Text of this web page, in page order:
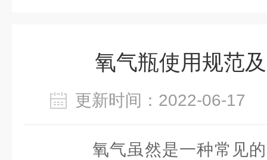
氧气瓶使用规范
更新时间：2022-06-
氧气虽然是一种常见的